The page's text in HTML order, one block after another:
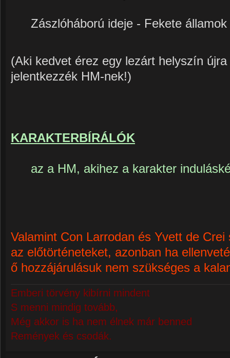
Zászlóháború ideje - Fekete államok
(Aki kedvet érez egy lezárt helyszín
jelentkezzék HM-nek!)
KARAKTERBÍRÁLÓK
az a HM, akihez a karakter
Valamint Con Larrodan és Yvett de
az előtörténeteket, azonban ha
ő hozzájárulásuk nem szükséges a
Emberi törvény kibírni mindent
S menni mindig tovább,
Még akkor is ha nem élnek már benned
Remények és csodák.